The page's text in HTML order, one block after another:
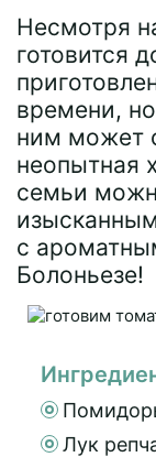
Несмотря
готовится
времени,
ним может
неопытная
семьи
с
Болоньезе!
Лук